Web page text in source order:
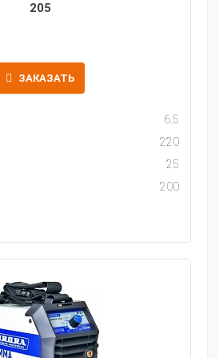
205
ЗАКАЗАТЬ
6.5
220
25
200